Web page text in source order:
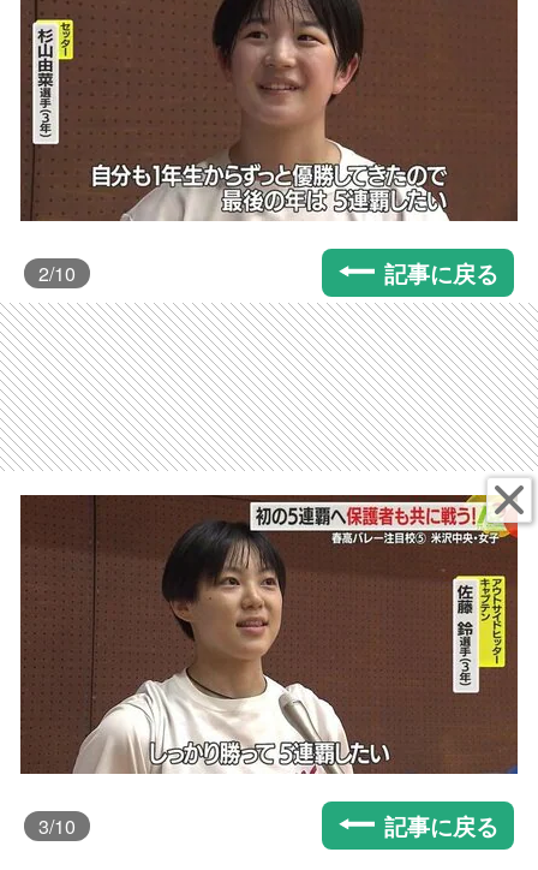
2/10 記事に戻る
3/10 記事に戻る